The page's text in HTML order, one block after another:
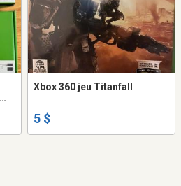
Xbox 360 jeu Titanfall
5 $